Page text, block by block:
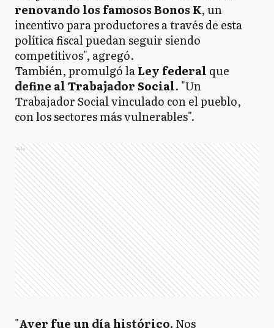
renovando los famosos Bonos K, un
incentivo para productores a través de esta
política fiscal puedan seguir siendo
competitivos", agregó.
También, promulgó laLey federal que
define al Trabajador Social. "Un
Trabajador Social vinculado con el pueblo,
con los sectores más vulnerables".
Ads
"Ayer fue un día histórico. Nos